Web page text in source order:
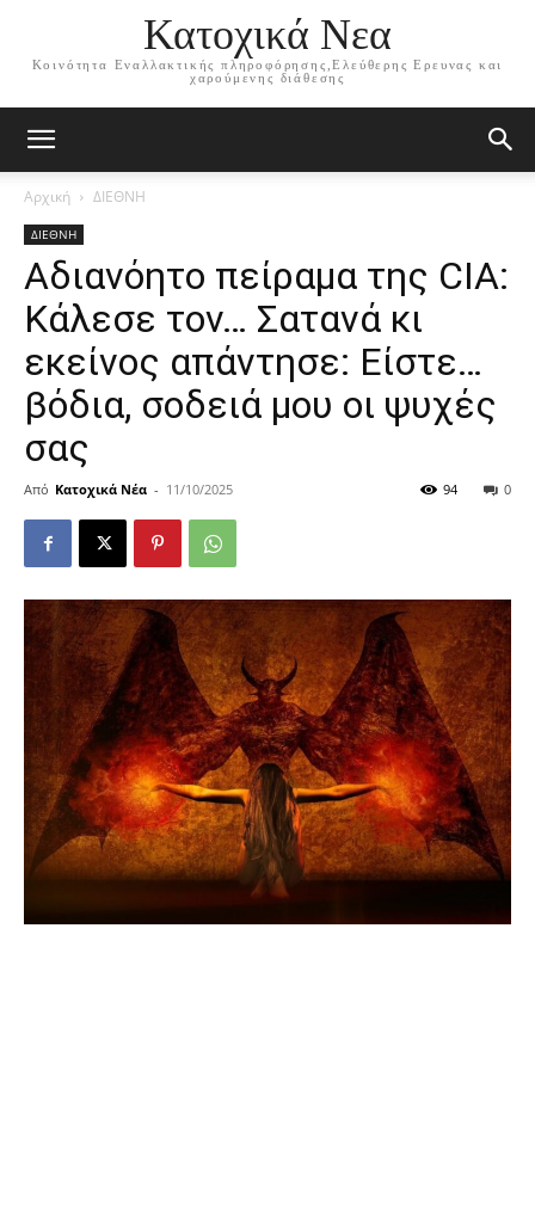
Κατοχικά Νεα
Κοινότητα Εναλλακτικής πληροφόρησης,Ελεύθερης Ερευνας και
χαρούμενης διάθεσης
Αρχική ΔΙΕΘΝΗ
ΔΙΕΘΝΗ
Αδιανόητο πείραμα της CIA:
Κάλεσε τον… Σατανά κι
εκείνος απάντησε: Είστε…
βόδια, σοδειά μου οι ψυχές
σας
Από Κατοχικά Νέα - 11/10/2025 0
94